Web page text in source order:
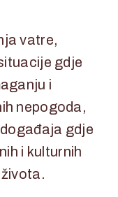
vatre,
gdje
i
nepogoda,
gdje
i kulturnih